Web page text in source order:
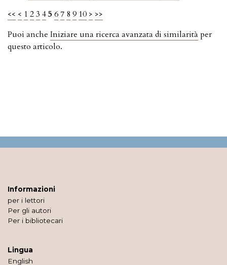
<< < 1 23 45 67 8 9 10 > >>
Puoi anche Iniziare una ricerca avanzata di similarità per
questo articolo.
Informazioni
per i lettori
Per gli autori
Per i bibliotecari
Lingua
English